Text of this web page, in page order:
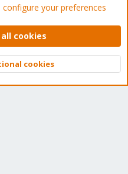
- Light Mode
policy Help Home
2026 XenForo Ltd.
Top
your preferences
cookies
cookies